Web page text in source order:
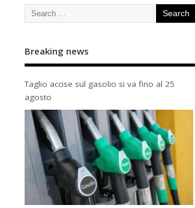
Breaking news
Taglio accise sul gasolio si va fino al 25
agosto